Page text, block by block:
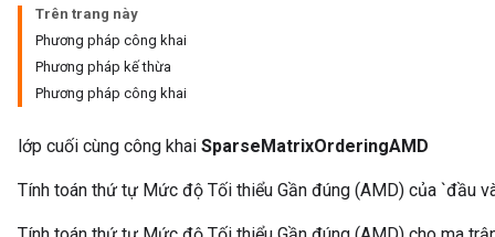
Trên trang này
Phương pháp công khai
Phương pháp kế thừa
Phương pháp công khai
lớp cuối cùng công khai SparseMatrixOrderingAMD
Tính toán thứ tự Mức độ Tối thiểu Gần đúng (AMD) của `đầu